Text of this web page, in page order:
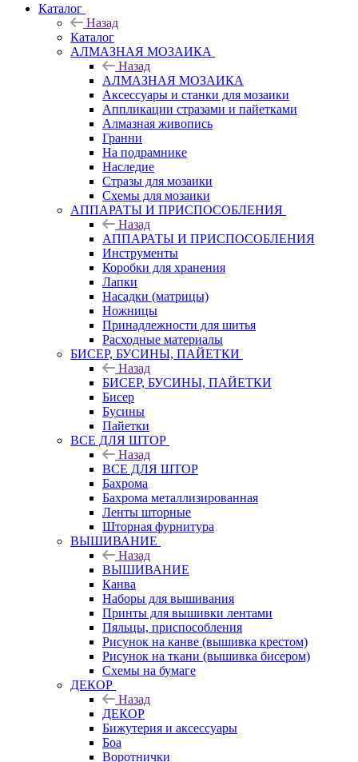
Каталог
Назад
Каталог
АЛМАЗНАЯ МОЗАИКА
Назад
АЛМАЗНАЯ МОЗАИКА
Аксессуары и станки для мозаики
Аппликации стразами и пайетками
Алмазная живопись
Гранни
На подрамнике
Наследие
Стразы для мозаики
Схемы для мозаики
АППАРАТЫ И ПРИСПОСОБЛЕНИЯ
Назад
АППАРАТЫ И ПРИСПОСОБЛЕНИЯ
Инструменты
Коробки для хранения
Лапки
Насадки (матрицы)
Ножницы
Принадлежности для шитья
Расходные материалы
БИСЕР, БУСИНЫ, ПАЙЕТКИ
Назад
БИСЕР, БУСИНЫ, ПАЙЕТКИ
Бисер
Бусины
Пайетки
ВСЕ ДЛЯ ШТОР
Назад
ВСЕ ДЛЯ ШТОР
Бахрома
Бахрома металлизированная
Ленты шторные
Шторная фурнитура
ВЫШИВАНИЕ
Назад
ВЫШИВАНИЕ
Канва
Наборы для вышивания
Принты для вышивки лентами
Пяльцы, приспособления
Рисунок на канве (вышивка крестом)
Рисунок на ткани (вышивка бисером)
Схемы на бумаге
ДЕКОР
Назад
ДЕКОР
Бижутерия и аксессуары
Боа
Воротнички